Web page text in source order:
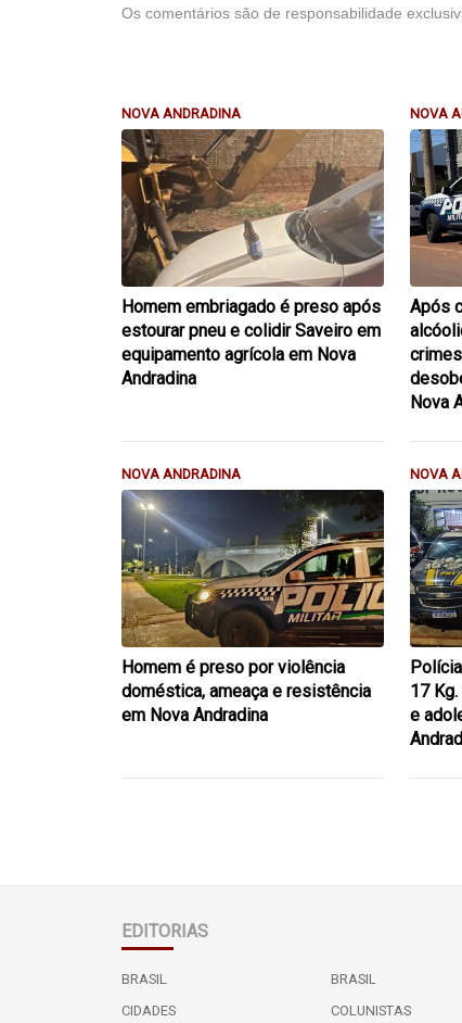
Os comentários são de responsabilidade
NOVA ANDRADINA
Homem embriagado é preso após
estourar pneu e colidir Saveiro em
equipamento agrícola em Nova
Andradina
NOVA
Após
Nova
NOVA ANDRADINA
Homem é preso por violência
doméstica, ameaça e resistência
em Nova Andradina
NOVA
17
e
EDITORIAS
BRASIL BRASIL
CIDADES
COLUNISTAS